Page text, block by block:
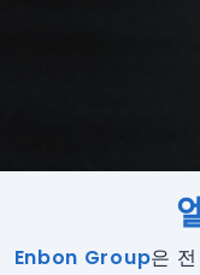
Enbon Group은